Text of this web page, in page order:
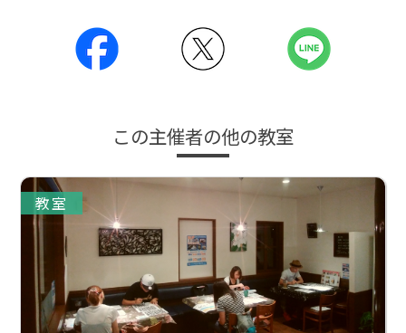
この主催者の他の教室
教室